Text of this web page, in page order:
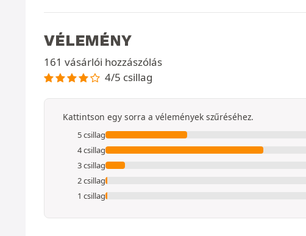
VÉLEMÉNY
161 vásárlói hozzászólás
4/5 csillag
Kattintson egy sorra a vélemények szűréséhez.
5 csillag
4 csillag
3 csillag
2 csillag
1 csillag